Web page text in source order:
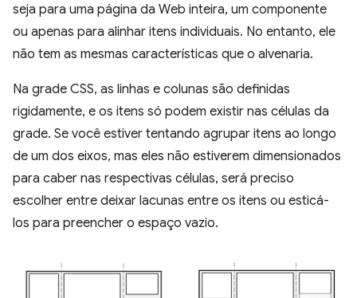
seja para uma página da Web inteira, um componente
ou apenas para alinhar itens individuais. No entanto, ele
não tem as mesmas características que o alvenaria.
Na grade CSS, as linhas e colunas são definidas
rigidamente, e os itens só podem existir nas células da
grade. Se você estiver tentando agrupar itens ao longo
de um dos eixos, mas eles não estiverem dimensionados
para caber nas respectivas células, será preciso
escolher entre deixar lacunas entre os itens ou esticá-
los para preencher o espaço vazio.